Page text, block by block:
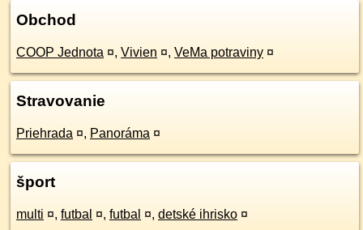
Obchod
COOP Jednota ¤, Vivien ¤, VeMa potraviny ¤
Stravovanie
Priehrada ¤, Panoráma ¤
šport
multi ¤, futbal ¤, futbal ¤, detské ihrisko ¤